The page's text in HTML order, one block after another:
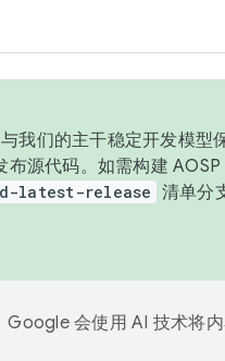
我们的主干稳定开发模
布源代码。如需构建
latest-release 清单分
Google 会使用 AI 技术将